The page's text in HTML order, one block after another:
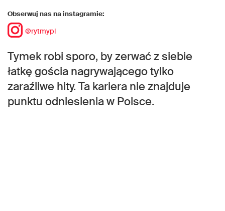
Obserwuj nas na instagramie:
@rytmypl
Tymek robi sporo, by zerwać z siebie
łatkę gościa nagrywającego tylko
zaraźliwe hity. Ta kariera nie znajduje
punktu odniesienia w Polsce.